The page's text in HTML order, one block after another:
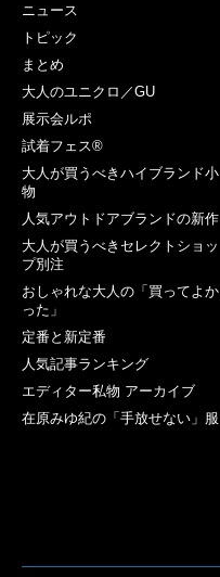
ニュース
トピック
まとめ
大人のユニクロ／GU
展示会ルポ
試着フェス®︎
大人が買うべきハイブランド小
物
人気アウトドアブランドの新作
大人が買うべきセレクトショッ
プ別注
おしゃれな大人の「買ってよか
った」
定番と新定番
人気記事ランキング
エディター私物 アーカイブ
在原みゆ紀の「手放せない」服